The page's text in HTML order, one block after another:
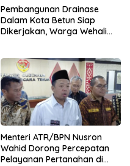
Pembangunan Drainase
Dalam Kota Betun Siap
Dikerjakan, Warga Wehali
Menteri ATR/BPN Nusron
Wahid Dorong Percepatan
Pelayanan Pertanahan di